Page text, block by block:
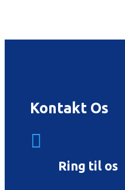
Kontakt Os

Ring til os